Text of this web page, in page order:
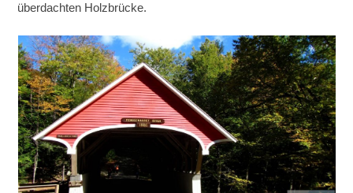
überdachten Holzbrücke.